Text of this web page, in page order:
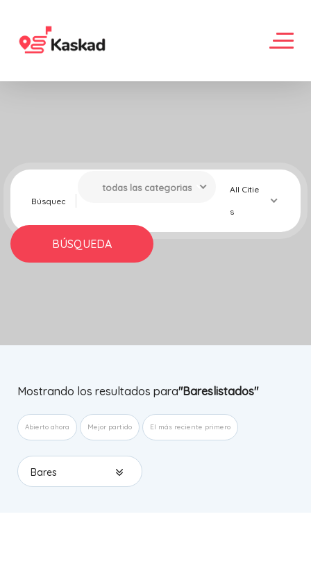
todas las categorias All Citie
s
BÚSQUEDA
Mostrando los resultados para"Bareslistados"
Abierto ahora Mejor partido El más reciente primero
Bares